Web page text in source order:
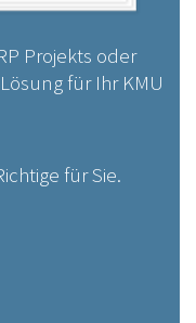
Projekts oder
für Ihr KMU
für Sie.